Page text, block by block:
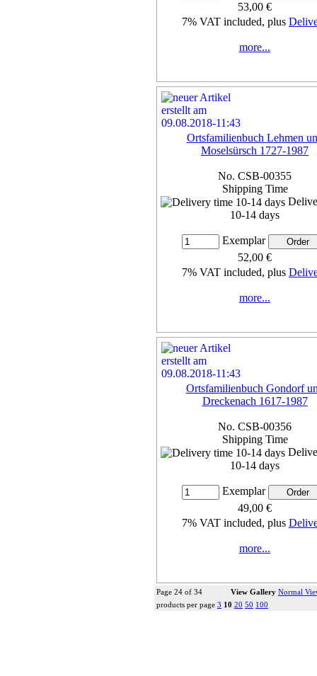
53,00 €
7% VAT included, plus
more...
Ortsfamilienbuch Lehmen
Moselsürsch 1727-1987
No. CSB-00355
Shipping Time
10-14 days
Exemplar
52,00 €
7% VAT included, plus
more...
Ortsfamilienbuch Gondorf
Dreckenach 1617-1987
No. CSB-00356
Shipping Time
10-14 days
Exemplar
49,00 €
7% VAT included, plus
more...
Page 24 of 34 View Gallery Normal
products per page 3 10 20 50 100